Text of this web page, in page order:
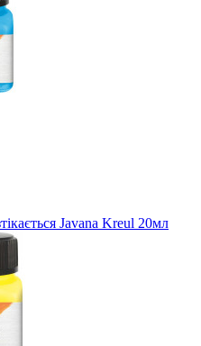
Javana Kreul 20мл